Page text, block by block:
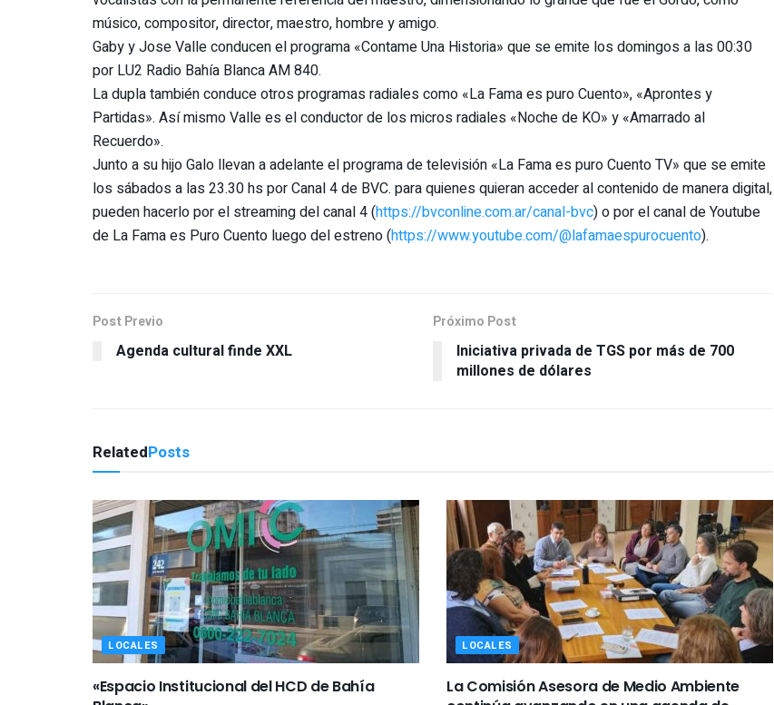
músico, compositor, director, maestro, hombre y amigo.
Gaby y Jose Valle conducen el programa «Contame Una Historia» que se emite los domingos a las 00:30
por LU2 Radio Bahía Blanca AM 840.
La dupla también conduce otros programas radiales como «La Fama es puro Cuento», «Aprontes y
Partidas». Así mismo Valle es el conductor de los micros radiales «Noche de KO» y «Amarrado al
Recuerdo».
Junto a su hijo Galo llevan a adelante el programa de televisión «La Fama es puro Cuento TV» que se emite
los sábados a las 23.30 hs por Canal 4 de BVC. para quienes quieran acceder al contenido de manera digital,
pueden hacerlo por el streaming del canal 4 (https://bvconline.com.ar/canal-bvc) o por el canal de Youtube
de La Fama es Puro Cuento luego del estreno (https://www.youtube.com/@lafamaespurocuento).
Post Previo
Agenda cultural finde XXL
Próximo Post
Iniciativa privada de TGS por más de 700
millones de dólares
RelatedPosts
LOCALES
«Espacio Institucional del HCD de Bahía
LOCALES
La Comisión Asesora de Medio Ambiente